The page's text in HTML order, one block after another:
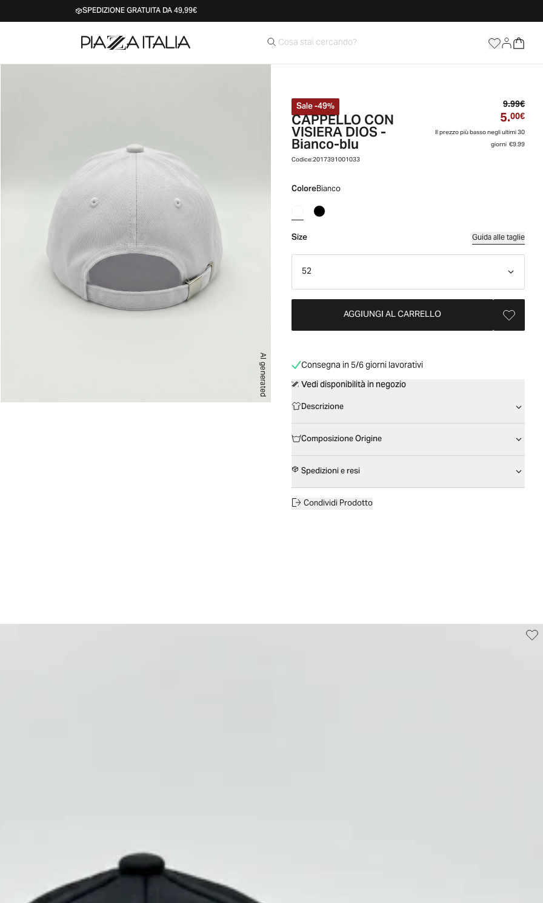
SPEDIZIONE GRATUITA DA 49,99€
AI generated
Sale-49%
CAPPELLO CON
VISIERA DIOS -
Bianco-blu
9.99€
5.00€
Il prezzo più basso negli ultimi 30
giorni€9.99
Codice:2017391001033
ColoreBianco
Size Guida alle taglie
52
AGGIUNGI AL CARRELLO
Consegna in 5/6 giorni lavorativi
Vedi disponibilità in negozio
Descrizione
Composizione Origine
Spedizioni e resi
Condividi Prodotto